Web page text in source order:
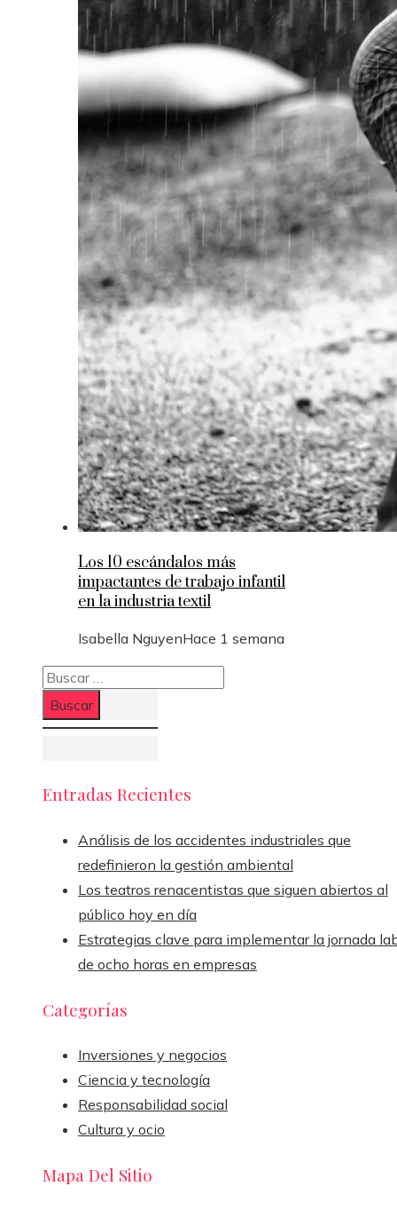
Los 10 escándalos más
impactantes de trabajo infantil
en la industria textil
Isabella NguyenHace 1 semana
Buscar:
Entradas Recientes
Análisis de los accidentes industriales que
redefinieron la gestión ambiental
Los teatros renacentistas que siguen abiertos al
público hoy en día
Estrategias clave para implementar la jornada
de ocho horas en empresas
Categorías
Inversiones y negocios
Ciencia y tecnología
Responsabilidad social
Cultura y ocio
Mapa Del Sitio